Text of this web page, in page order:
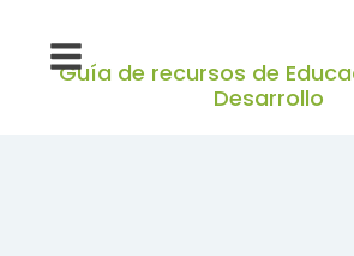
Guía de recursos de
Desarrollo